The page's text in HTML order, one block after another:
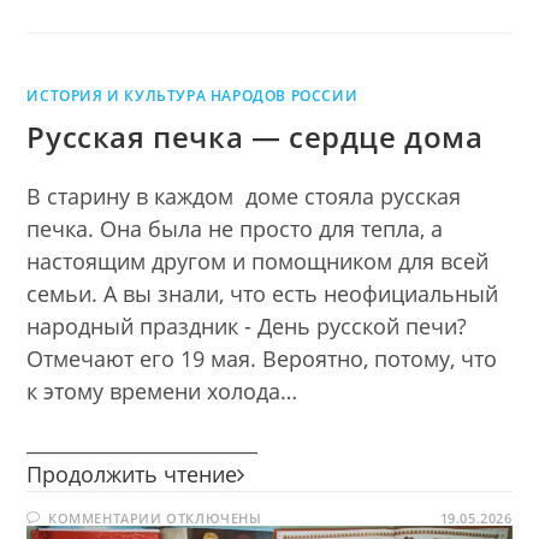
ИСТОРИЯ И КУЛЬТУРА НАРОДОВ РОССИИ
Русская печка — сердце дома
В старину в каждом доме стояла русская
печка. Она была не просто для тепла, а
настоящим другом и помощником для всей
семьи. А вы знали, что есть неофициальный
народный праздник - День русской печи?
Отмечают его 19 мая. Вероятно, потому, что
к этому времени холода…
Продолжить чтение Русская
—
КОММЕНТАРИИ К
ЗАПИСИ
ОТКЛЮЧЕНЫ 19.05.2026